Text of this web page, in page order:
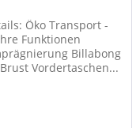
Öko Transport -
Funktionen
Billabong
Vordertaschen...